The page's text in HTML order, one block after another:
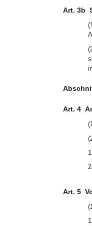
Art. 3b
Art. 4
Art. 5